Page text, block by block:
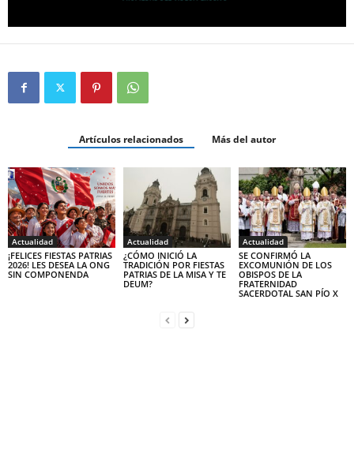
Artículos relacionados Más del autor
Actualidad
¡FELICES FIESTAS PATRIAS
2026! LES DESEA LA ONG
SIN COMPONENDA
Actualidad
¿CÓMO INICIÓ LA
TRADICIÓN POR FIESTAS
PATRIAS DE LA MISA Y TE
DEUM?
Actualidad
SE CONFIRMÓ LA
EXCOMUNIÓN DE LOS
OBISPOS DE LA
FRATERNIDAD
SACERDOTAL SAN PÍO X